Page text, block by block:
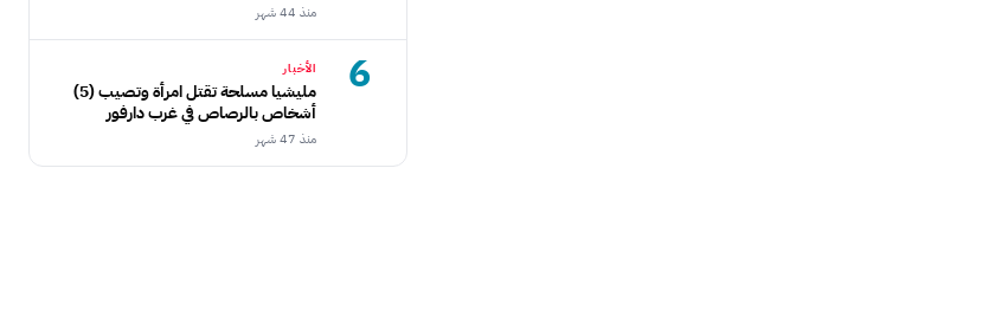
منذ 44 شهر
6 الأخبار
مليشيا مسلحة تقتل امرأة وتصيب (5)
أشخاص بالرصاص في غرب دارفور
منذ 47 شهر